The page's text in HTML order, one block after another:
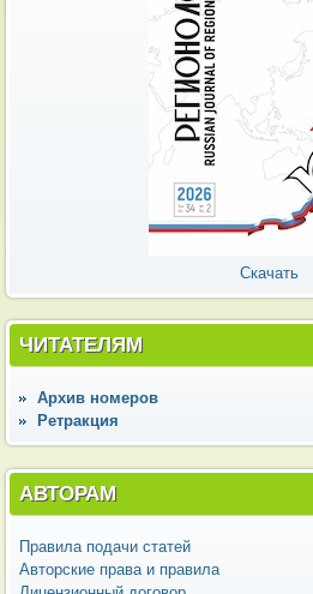
Скачать
ЧИТАТЕЛЯМ
Архив номеров
Ретракция
АВТОРАМ
Правила подачи статей
Авторские права и правила